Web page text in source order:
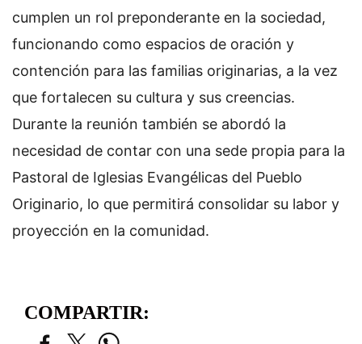
cumplen un rol preponderante en la sociedad,
funcionando como espacios de oración y
contención para las familias originarias, a la vez
que fortalecen su cultura y sus creencias.
Durante la reunión también se abordó la
necesidad de contar con una sede propia para la
Pastoral de Iglesias Evangélicas del Pueblo
Originario, lo que permitirá consolidar su labor y
proyección en la comunidad.
COMPARTIR: